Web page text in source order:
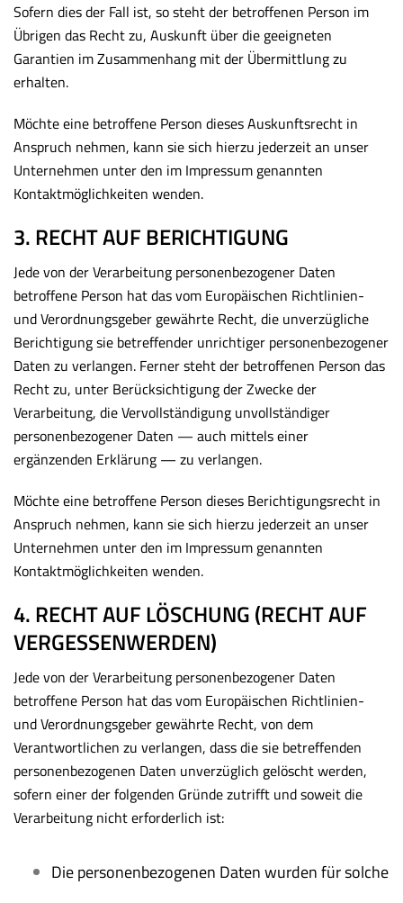
Sofern dies der Fall ist, so steht der betroffenen Person im
Übrigen das Recht zu, Auskunft über die geeigneten
Garantien im Zusammenhang mit der Übermittlung zu
erhalten.
Möchte eine betroffene Person dieses Auskunftsrecht in
Anspruch nehmen, kann sie sich hierzu jederzeit an unser
Unternehmen unter den im Impressum genannten
Kontaktmöglichkeiten wenden.
3. RECHT AUF BERICHTIGUNG
Jede von der Verarbeitung personenbezogener Daten
betroffene Person hat das vom Europäischen Richtlinien-
und Verordnungsgeber gewährte Recht, die unverzügliche
Berichtigung sie betreffender unrichtiger personenbezogener
Daten zu verlangen. Ferner steht der betroffenen Person das
Recht zu, unter Berücksichtigung der Zwecke der
Verarbeitung, die Vervollständigung unvollständiger
personenbezogener Daten — auch mittels einer
ergänzenden Erklärung — zu verlangen.
Möchte eine betroffene Person dieses Berichtigungsrecht in
Anspruch nehmen, kann sie sich hierzu jederzeit an unser
Unternehmen unter den im Impressum genannten
Kontaktmöglichkeiten wenden.
4. RECHT AUF LÖSCHUNG (RECHT AUF
VERGESSENWERDEN)
Jede von der Verarbeitung personenbezogener Daten
betroffene Person hat das vom Europäischen Richtlinien-
und Verordnungsgeber gewährte Recht, von dem
Verantwortlichen zu verlangen, dass die sie betreffenden
personenbezogenen Daten unverzüglich gelöscht werden,
sofern einer der folgenden Gründe zutrifft und soweit die
Verarbeitung nicht erforderlich ist:
Die personenbezogenen Daten wurden für solche